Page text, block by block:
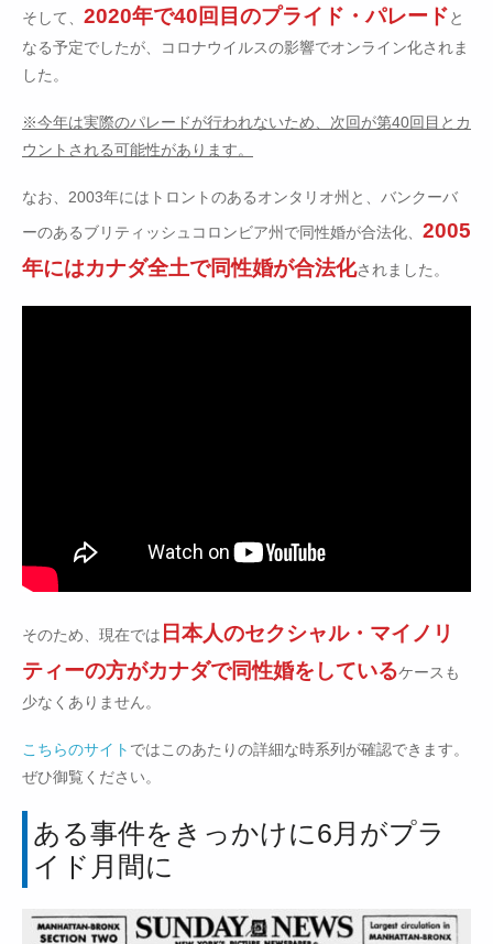
そして、 2020年で40回目のプライド・パレードと
なる予定でしたが、コロナウイルスの影響でオンライン化されま
した。
※今年は実際のパレードが行われないため、次回が第40回目とカ
ウントされる可能性があります。
なお、2003年にはトロントのあるオンタリオ州と、バンクーバ
ーのあるブリティッシュコロンビア州で同性婚が合法化、 2005
年にはカナダ全土で同性婚が合法化されました。
そのため、現在では 日本人のセクシャル・マイノリ
ティーの方がカナダで同性婚をしているケースも
少なくありません。
こちらのサイト ではこのあたりの詳細な時系列が確認できます。
ぜひ御覧ください。
ある事件をきっかけに6月がプラ
イド月間に